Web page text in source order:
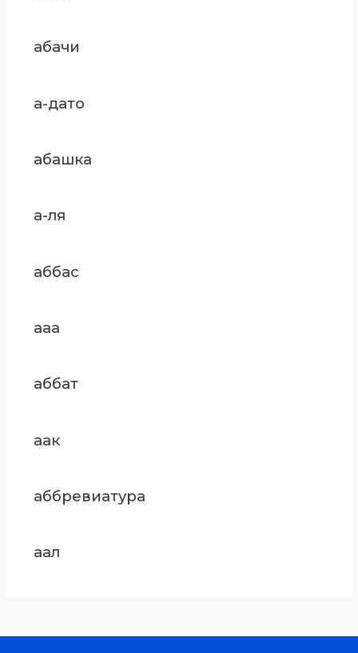
абачи
а-дато
абашка
а-ля
аббас
ааа
аббат
аак
аббревиатура
аал